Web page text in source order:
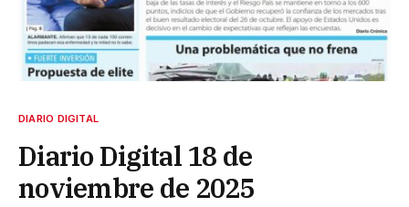
DIARIO DIGITAL
Diario Digital 18 de
noviembre de 2025